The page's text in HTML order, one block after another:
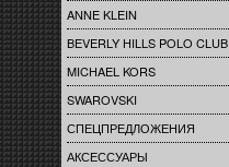
ANNE KLEIN
BEVERLY HILLS POLO CLUB
MICHAEL KORS
SWAROVSKI
СПЕЦПРЕДЛОЖЕНИЯ
АКСЕССУАРЫ